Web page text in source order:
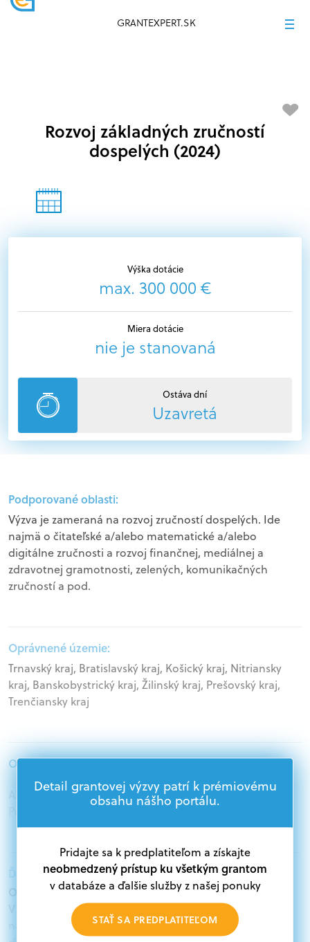
GRANTEXPERT.SK
Výška dotácie
max. 300 000 €
Miera dotácie
nie je stanovaná
Ostáva dní
Uzavretá
Rozvoj základných zručností
dospelých (2024)
Podporované oblasti:
Výzva je zameraná na rozvoj zručností dospelých. Ide
najmä o čitateľské a/alebo matematické a/alebo
digitálne zručnosti a rozvoj finančnej, mediálnej a
zdravotnej gramotnosti, zelených, komunikačných
zručností a pod.
Oprávnené územie:
Trnavský kraj, Bratislavský kraj, Košický kraj, Nitriansky
kraj, Banskobystrický kraj, Žilinský kraj, Prešovský kraj,
Trenčiansky kraj
Oprávnení žiadatelia:
Akademický sektor, Mimovládne organizácie,
Podnikatelia, Samospráva, Štátna správa
Ďalšie informácie:
Oprávnení žiadatelia:
V databáze grantov a dotácií na portáli Grantexpert.sk
nájdete aktuálne výzvy z eurofondov, plánu obnovy a
Detail grantovej výzvy patrí k prémiovému
obsahu nášho portálu.
Pridajte sa k predplatiteľom a získajte
neobmedzený prístup ku všetkým grantom
v databáze a ďalšie služby z našej ponuky
STAŤ SA PREDPLATITEĽOM